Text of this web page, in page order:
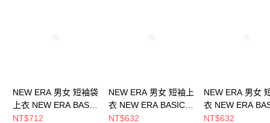
NEW ERA 男女 短袖袋
上衣 NEW ERA BASIC
NEW ERA
NT$712
NEW ERA 男女 短袖上
衣 NEW ERA BASIC
NEW ERA
NT$632
NEW ERA 男女
衣 NEW ERA
NEW ERA
NT$632